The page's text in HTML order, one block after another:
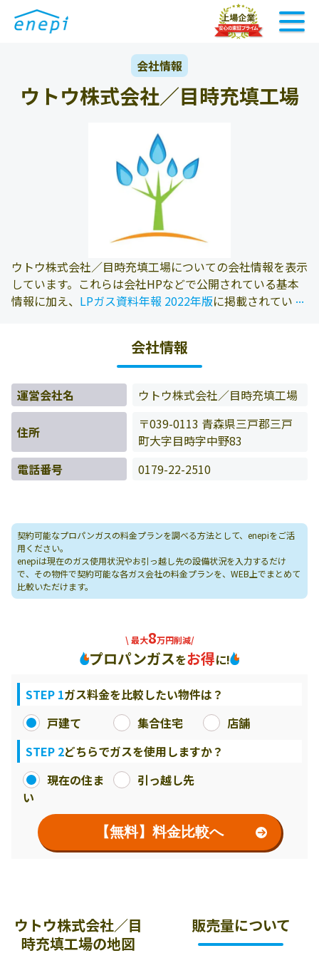
会社情報
ウトウ株式会社／目時充填工場
ウトウ株式会社／目時充填工場についての会社情報を表示
しています。これらは会社HPなどで公開されている基本
情報に加え、 LPガス資料年報 2022年版に掲載されている
...
...
会社情報
運営会社名 ウトウ株式会社／目時充填工場
住所
〒039-0113 青森県三戸郡三戸
町大字目時字中野83
電話番号
0179-22-2510
契約可能なプロパンガスの料金プランを調べる方法として、enepiをご活
用ください。
enepiは現在のガス使用状況やお引っ越し先の設備状況を入力するだけ
で、その物件で契約可能な各ガス会社の料金プランを、WEB上でまとめて
比較いただけます。
\ 最大8万円削減/
プロパンガスをお得に!
STEP 1ガス料金を比較したい物件は？
戸建て
集合住宅
店舗
STEP 2どちらでガスを使用しますか？
現在の住ま
い
引っ越し先
【無料】料金比較へ
ウトウ株式会社／目
時充填工場の地図
販売量について